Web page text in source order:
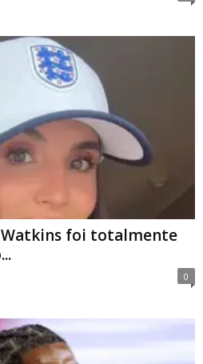
Watkins foi totalmente
0